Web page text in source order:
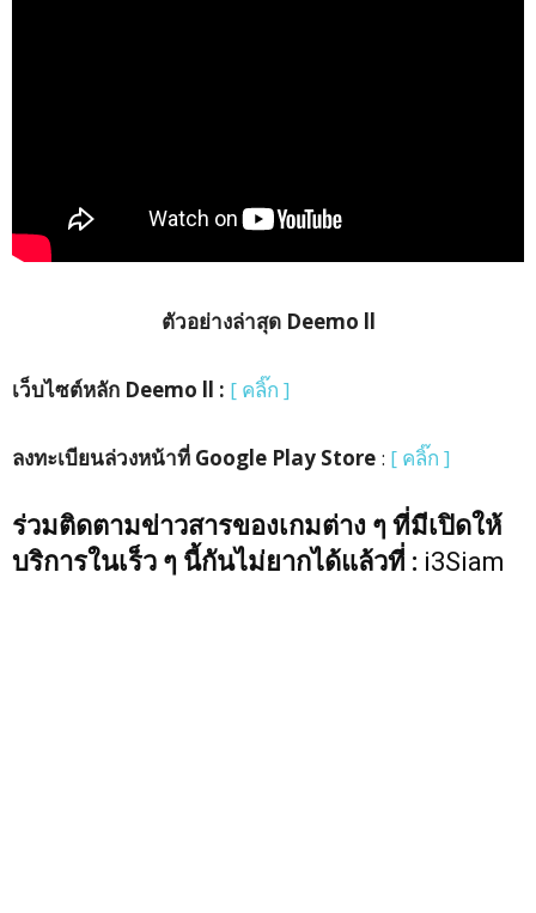
ตัวอย่างล่าสุด Deemo ll
เว็บไซต์หลัก Deemo ll : [ คลิ๊ก ]
ลงทะเบียนล่วงหน้าที่ Google Play Store : [ คลิ๊ก ]
ร่วมติดตามข่าวสารของเกมต่าง ๆ ที่มีเปิดให้
บริการในเร็ว ๆ นี้กันไม่ยากได้แล้วที่ : i3Siam